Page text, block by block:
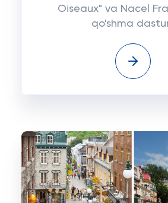
Oiseaux" va Nacel
qo'shma